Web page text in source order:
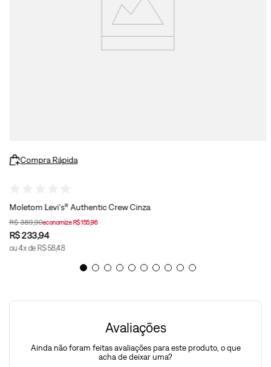
Compra Rápida
Moletom Levi's® Authentic Crew Cinza
R$ 389,90economizeR$155,96
R$233,94
ou4x de R$ 58,48
Avaliações
Ainda não foram feitas avaliações para este produto, o que
acha de deixar uma?